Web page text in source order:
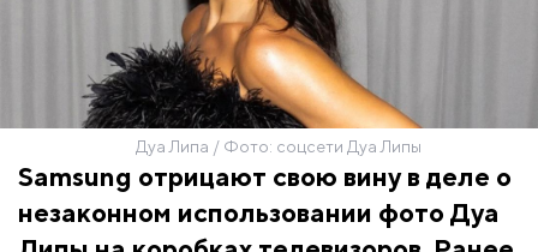
Дуа Липа / Фото: соцсети Дуа Липы
Samsung отрицают свою вину в деле о
незаконном использовании фото Дуа